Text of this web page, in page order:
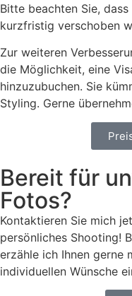
Bitte beachten Sie,
kurzfristig verschoben
Zur weiteren
die Möglichkeit, eine
hinzuzubuchen. Sie
Styling. Gerne
Bereit für
Fotos?
Kontaktieren Sie mich
persönliches Shooting!
erzähle ich Ihnen gerne
individuellen Wünsche